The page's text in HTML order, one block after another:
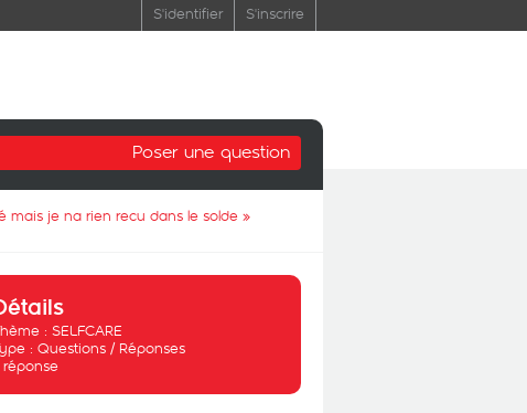
S'identifier S'inscrire
Poser une question
je na rien recu dans le solde »
: SELFCARE
: Questions / Réponses
réponse